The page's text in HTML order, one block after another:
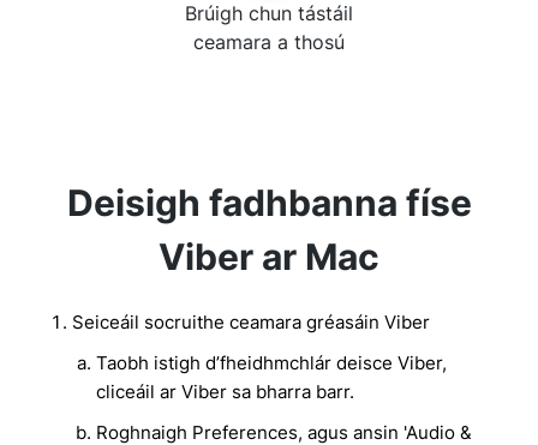
Brúigh chun tástáil
ceamara a thosú
Deisigh fadhbanna físe
Viber ar Mac
Seiceáil socruithe ceamara gréasáin Viber
Taobh istigh d’fheidhmchlár deisce Viber,
cliceáil ar Viber sa bharra barr.
Roghnaigh Preferences, agus ansin 'Audio &